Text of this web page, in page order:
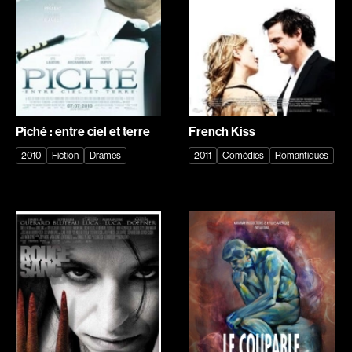
Romantiques
Sports
Thrillers
Western
Décennies
1920
1930
1940
1950
1980
1990
2000
2010
2020
Réalisateur
(Daniel Grou) Podz
Absa Moussa Sene
Piché : entre ciel et terre
2010 Fiction Drames
French Kiss
2011 Comédies Romantiques